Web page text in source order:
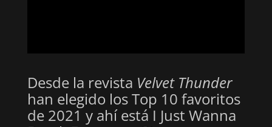
Desde la revista Velvet Thunder
han elegido los Top 10 favoritos
de 2021 y ahí está I Just Wanna